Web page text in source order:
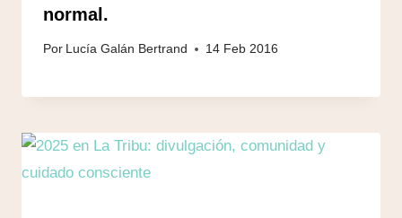
normal.
Por Lucía Galán Bertrand 14 Feb 2016